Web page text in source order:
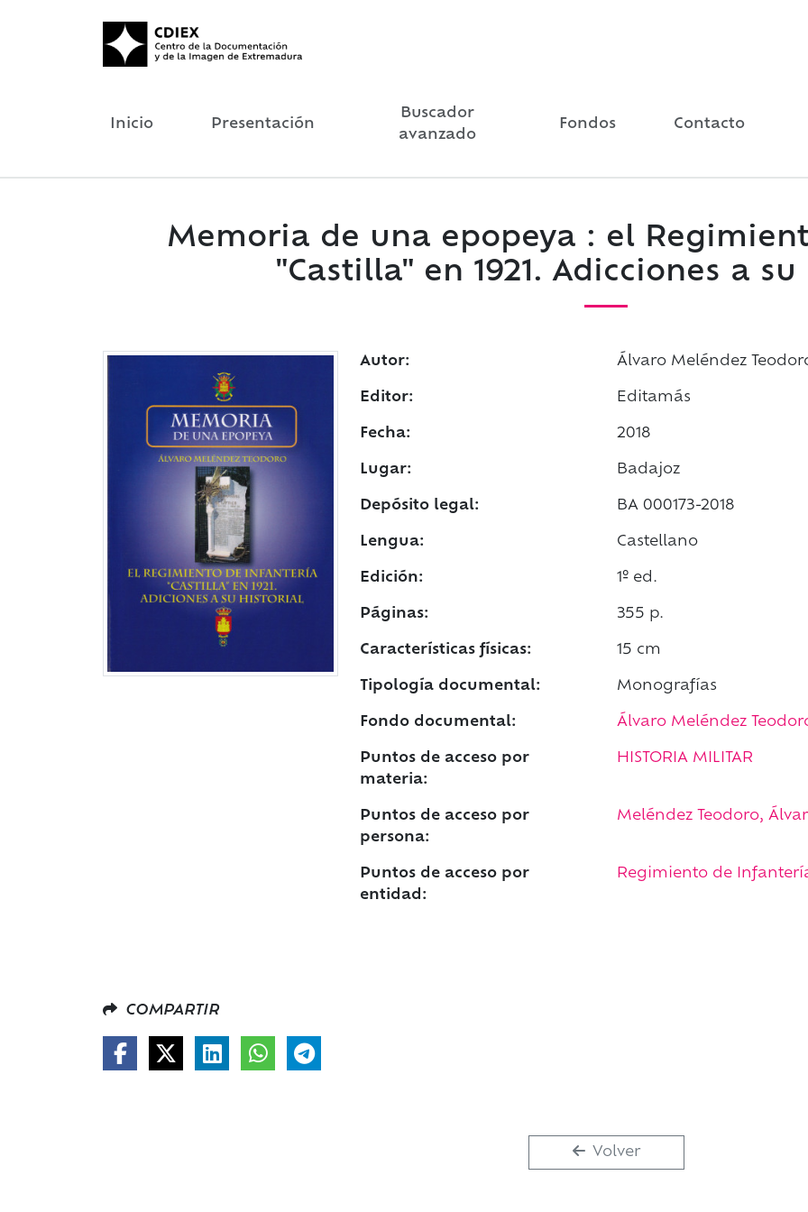
Inicio Presentación
Buscador
avanzado
Fondos Contacto
Memoria de una epopeya : el
"Castilla" en 1921. Adicciones a
Autor: Álvaro Meléndez
Editor: Editamás
Fecha: 2018
Lugar: Badajoz
Depósito legal: BA 000173-2018
Lengua: Castellano
Edición: 1º ed.
Páginas: 355 p.
Características físicas: 15 cm
Tipología documental: Monografías
Fondo documental: Álvaro Meléndez
Puntos de acceso por
materia:
HISTORIA MILITAR
Puntos de acceso por
persona:
Meléndez Teodoro,
Puntos de acceso por
entidad:
Regimiento de
COMPARTIR
Volver